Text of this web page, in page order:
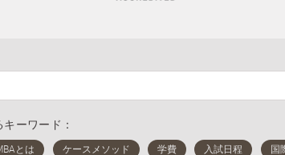
ーワード：